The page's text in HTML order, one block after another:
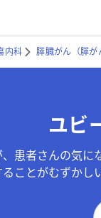
内科 膵臓がん（膵が
ユビ
患者さんの気に
ことがむずかし